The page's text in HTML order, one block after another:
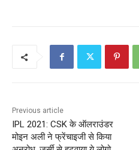
Previous article
IPL 2021: CSK के ऑलराउंडर
मोइन अली ने फ्रेंचाइजी से किया